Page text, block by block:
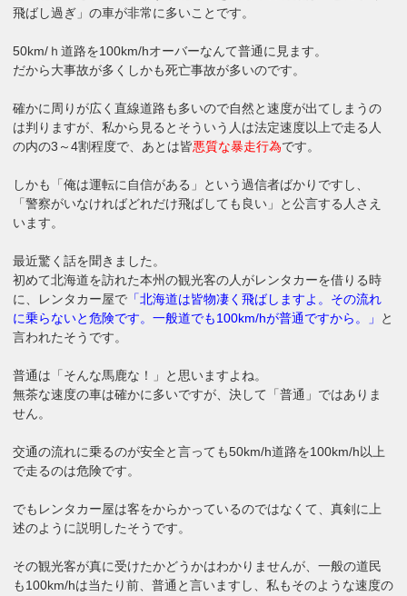
飛ばし過ぎ」の車が非常に多いことです。
50km/ｈ道路を100km/hオーバーなんて普通に見ます。
だから大事故が多くしかも死亡事故が多いのです。
確かに周りが広く直線道路も多いので自然と速度が出てしまうの
は判りますが、私から見るとそういう人は法定速度以上で走る人
の内の3～4割程度で、あとは皆悪質な暴走行為です。
しかも「俺は運転に自信がある」という過信者ばかりですし、
「警察がいなければどれだけ飛ばしても良い」と公言する人さえ
います。
最近驚く話を聞きました。
初めて北海道を訪れた本州の観光客の人がレンタカーを借りる時
に、レンタカー屋で 「北海道は皆物凄く飛ばしますよ。その流れ
に乗らないと危険です。一般道でも100km/hが普通ですから。」 と
言われたそうです。
普通は「そんな馬鹿な！」と思いますよね。
無茶な速度の車は確かに多いですが、決して「普通」ではありま
せん。
交通の流れに乗るのが安全と言っても50km/h道路を100km/h以上
で走るのは危険です。
でもレンタカー屋は客をからかっているのではなくて、真剣に上
述のように説明したそうです。
その観光客が真に受けたかどうかはわかりませんが、一般の道民
も100km/hは当たり前、普通と言いますし、私もそのような速度の